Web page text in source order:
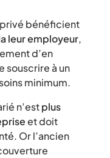
privé bénéficient
leur employeur,
d’en
souscrire à un
minimum.
n’estplus
et doit
Or l’ancien